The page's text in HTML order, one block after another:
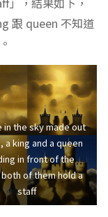
跟 queen 不知道
in the sky made out
a king and a queen
in front of the
of them hold a
staff